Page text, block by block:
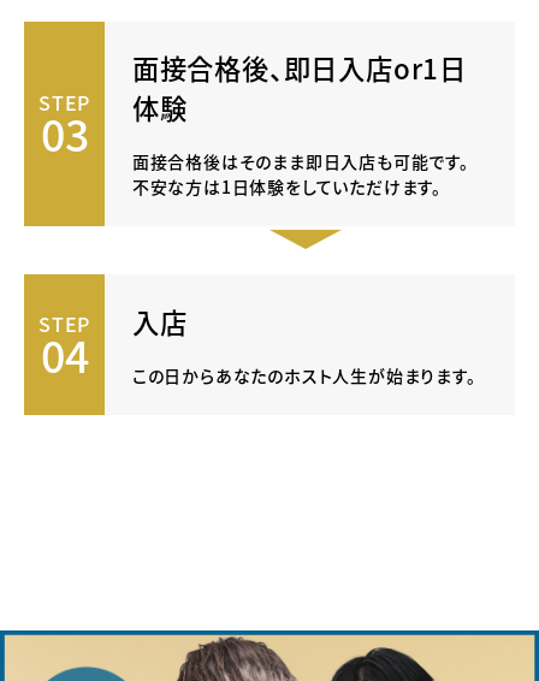
STEP
03
面接合格後、即日入店or1日
体験
面接合格後はそのまま即日入店も可能です。
不安な方は1日体験をしていただけます。
STEP
04
入店
この日からあなたのホスト人生が始まります。